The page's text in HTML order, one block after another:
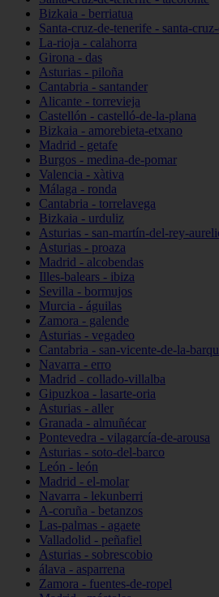
Bizkaia - berriatua
Santa-cruz-de-tenerife - santa-
La-rioja - calahorra
Girona - das
Asturias - piloña
Cantabria - santander
Alicante - torrevieja
Castellón - castelló-de-la-plana
Bizkaia - amorebieta-etxano
Madrid - getafe
Burgos - medina-de-pomar
Valencia - xàtiva
Málaga - ronda
Cantabria - torrelavega
Bizkaia - urduliz
Asturias - san-martín-del-rey-
Asturias - proaza
Madrid - alcobendas
Illes-balears - ibiza
Sevilla - bormujos
Murcia - águilas
Zamora - galende
Asturias - vegadeo
Cantabria - san-vicente-de-la-
Navarra - erro
Madrid - collado-villalba
Gipuzkoa - lasarte-oria
Asturias - aller
Granada - almuñécar
Pontevedra - vilagarcía-de-arousa
Asturias - soto-del-barco
León - león
Madrid - el-molar
Navarra - lekunberri
A-coruña - betanzos
Las-palmas - agaete
Valladolid - peñafiel
Asturias - sobrescobio
álava - asparrena
Zamora - fuentes-de-ropel